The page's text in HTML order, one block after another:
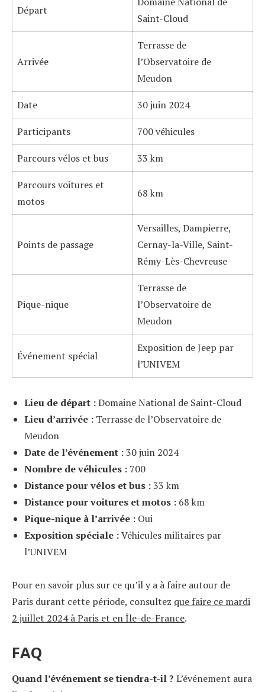
Départ
Saint-Cloud
Arrivée
Terrasse de
l’Observatoire de
Meudon
Date 30 juin 2024
Participants 700 véhicules
Parcours vélos et bus 33 km
Parcours voitures et
motos
68 km
Points de passage
Versailles, Dampierre,
Cernay-la-Ville, Saint-
Rémy-Lès-Chevreuse
Pique-nique
Terrasse de
l’Observatoire de
Meudon
Événement spécial
Exposition de Jeep par
l’UNIVEM
Lieu de départ :Domaine National de Saint-Cloud
Lieu d’arrivée :Terrasse de l’Observatoire de
Meudon
Date de l’événement :30 juin 2024
Nombre de véhicules :700
Distance pour vélos et bus :33 km
Distance pour voitures et motos :68 km
Pique-nique à l’arrivée :Oui
Exposition spéciale :Véhicules militaires par
l’UNIVEM
Pour en savoir plus sur ce qu’il y a à faire autour de
Paris durant cette période, consultez que faire ce mardi
2 juillet 2024 à Paris et en Île-de-France.
FAQ
Quand l’événement se tiendra-t-il ? L’événement aura